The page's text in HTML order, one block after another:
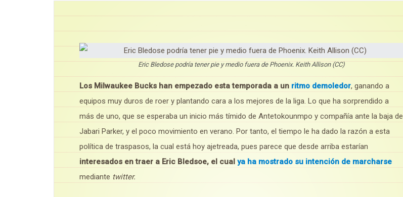
Eric Bledose podría tener pie y medio fuera de Phoenix. Keith Allison (CC)
Los Milwaukee Bucks han empezado esta temporada a un ritmo demoledor, ganando a
equipos muy duros de roer y plantando cara a los mejores de la liga. Lo que ha sorprendido a
más de uno, que se esperaba un inicio más tímido de Antetokounmpo y compañía ante la baja de
Jabari Parker, y el poco movimiento en verano. Por tanto, el tiempo le ha dado la razón a esta
política de traspasos, la cual está hoy ajetreada, pues parece que desde arriba estarían
interesados en traer a Eric Bledsoe, el cual ya ha mostrado su intención de marcharse
mediante twitter.